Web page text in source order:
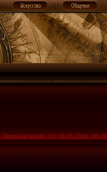
Текущее время: Сб 08.08.2026, 08:39